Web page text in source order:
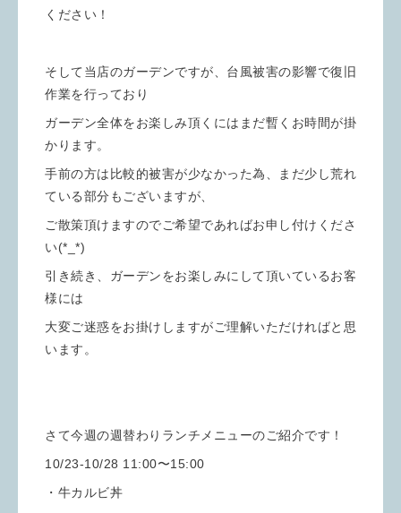
ください！
そして当店のガーデンですが、台風被害の影響で復旧
作業を行っており
ガーデン全体をお楽しみ頂くにはまだ暫くお時間が掛
かります。
手前の方は比較的被害が少なかった為、まだ少し荒れ
ている部分もございますが、
ご散策頂けますのでご希望であればお申し付けくださ
い(*_*)
引き続き、ガーデンをお楽しみにして頂いているお客
様には
大変ご迷惑をお掛けしますがご理解いただければと思
います。
さて今週の週替わりランチメニューのご紹介です！
10/23-10/28 11:00〜15:00
・牛カルビ丼